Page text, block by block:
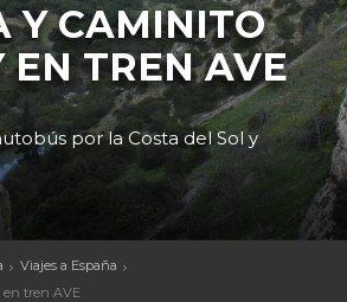
Y CAMINITO
EN TREN AVE
por la Costa del Sol y
Viajes a España
en tren AVE